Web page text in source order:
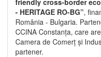
- HERITAGE RO-BG”,
România - Bulgaria.
CCINA Constanța, care
Camera de Comerț și
partener.